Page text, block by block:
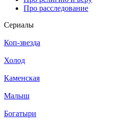
Про расследование
Се­риа­лы
Коп-звезда
Холод
Каменская
Малыш
Богатыри